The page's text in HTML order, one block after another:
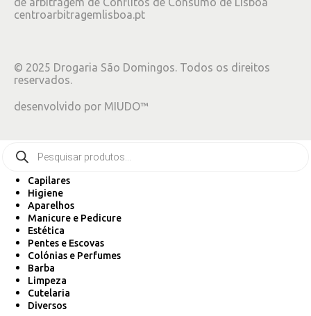
centroarbitragemlisboa.pt
© 2025 Drogaria São Domingos. Todos os direitos
reservados.
desenvolvido por MIUDO™
Capilares
Higiene
Aparelhos
Manicure e Pedicure
Estética
Pentes e Escovas
Colónias e Perfumes
Barba
Limpeza
Cutelaria
Diversos